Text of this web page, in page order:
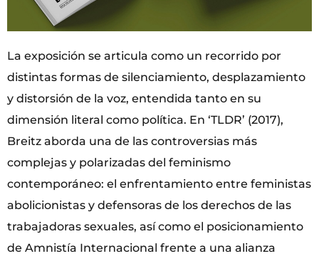
La exposición se articula como un recorrido por
distintas formas de silenciamiento, desplazamiento
y distorsión de la voz, entendida tanto en su
dimensión literal como política. En ‘TLDR’ (2017),
Breitz aborda una de las controversias más
complejas y polarizadas del feminismo
contemporáneo: el enfrentamiento entre feministas
abolicionistas y defensoras de los derechos de las
trabajadoras sexuales, así como el posicionamiento
de Amnistía Internacional frente a una alianza